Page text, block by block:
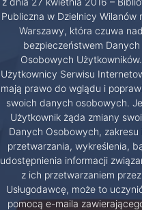
Publiczna w Dzielnicy Wilanów
Warszawy, która czuwa nad
bezpieczeństwem Danych
Osobowych Użytkowników.
Użytkownicy Serwisu
mają prawo do wglądu i
swoich danych osobowych.
Użytkownik żąda zmiany
Danych Osobowych, zakresu
przetwarzania, wykreślenia,
udostępnienia informacji
z ich przetwarzaniem przez
Usługodawcę, może to
pomocą e-maila